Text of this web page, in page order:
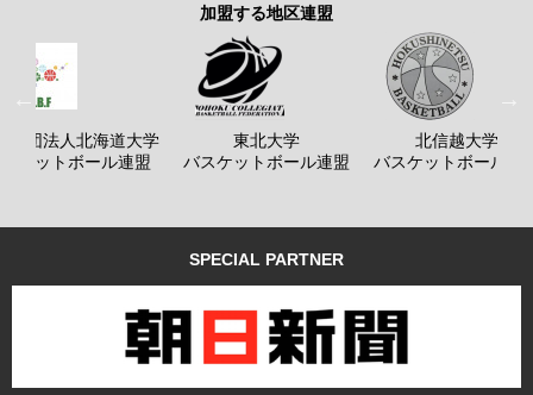
加盟する地区連盟
社団法人北海道大学
ケットボール連盟
東北大学
バスケットボール連盟
北信越大学
バスケットボール連
SPECIAL PARTNER